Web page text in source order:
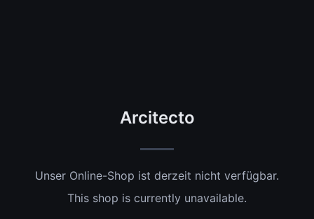
Arcitecto
Unser Online-Shop ist derzeit nicht verfügbar.
This shop is currently unavailable.